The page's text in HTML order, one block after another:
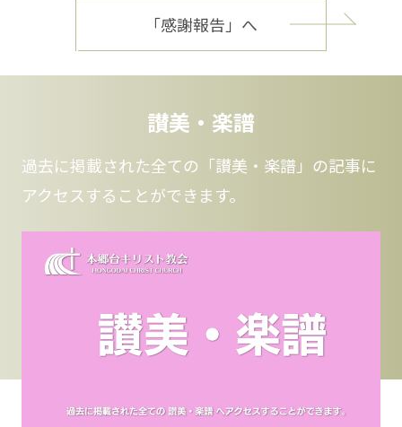
「感謝報告」へ
讃美・楽譜
過去に掲載された全ての「讃美・楽譜」の記事に
アクセスすることができます。